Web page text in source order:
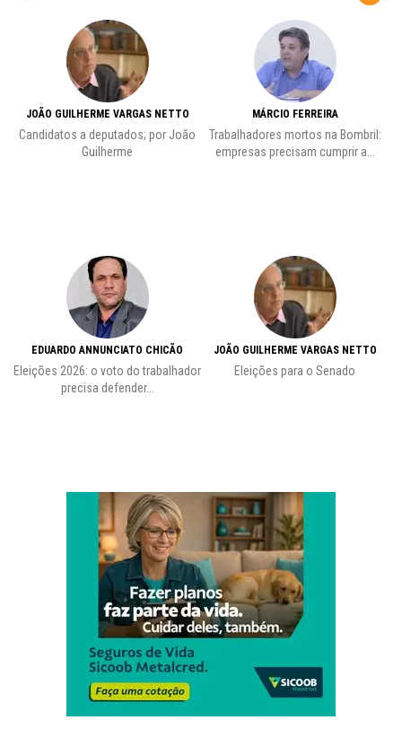
JOÃO GUILHERME VARGAS NETTO
Candidatos a deputados; por João
Guilherme
EDUARDO ANNUNCIATO CHICÃO
Eleições 2026: o voto do trabalhador
precisa defender...
MÁRCIO FERREIRA
Trabalhadores mortos na Bombril:
empresas precisam cumprir a...
JOÃO GUILHERME VARGAS NETTO
Eleições para o Senado